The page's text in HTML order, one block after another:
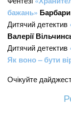
бажань»
Дитячий детектив
Валерії
Дитячий детектив
Як воно – бути
Очікуйте